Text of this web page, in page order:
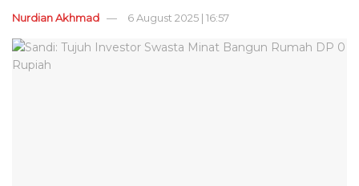
Nurdian Akhmad 6 August 2025 | 16:57